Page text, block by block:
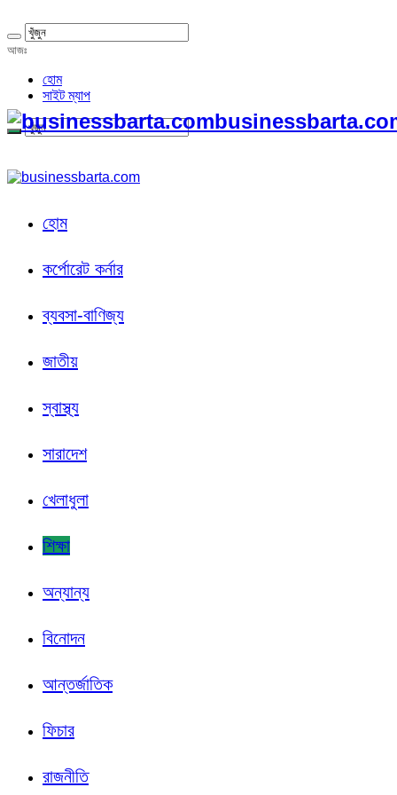
আজঃ
হোম
সাইট ম্যাপ
হোম
কর্পোরেট কর্নার
ব্যবসা-বাণিজ্য
জাতীয়
স্বাস্থ্য
সারাদেশ
খেলাধুলা
শিক্ষা
অন্যান্য
বিনোদন
আন্তর্জাতিক
ফিচার
রাজনীতি